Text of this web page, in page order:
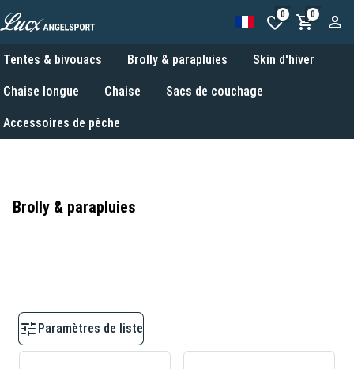
0 0
Tentes & bivouacs Brolly & parapluies Skin d'hiver
Chaise longue Chaise Sacs de couchage
Accessoires de pêche
Brolly & parapluies
Paramètres de liste